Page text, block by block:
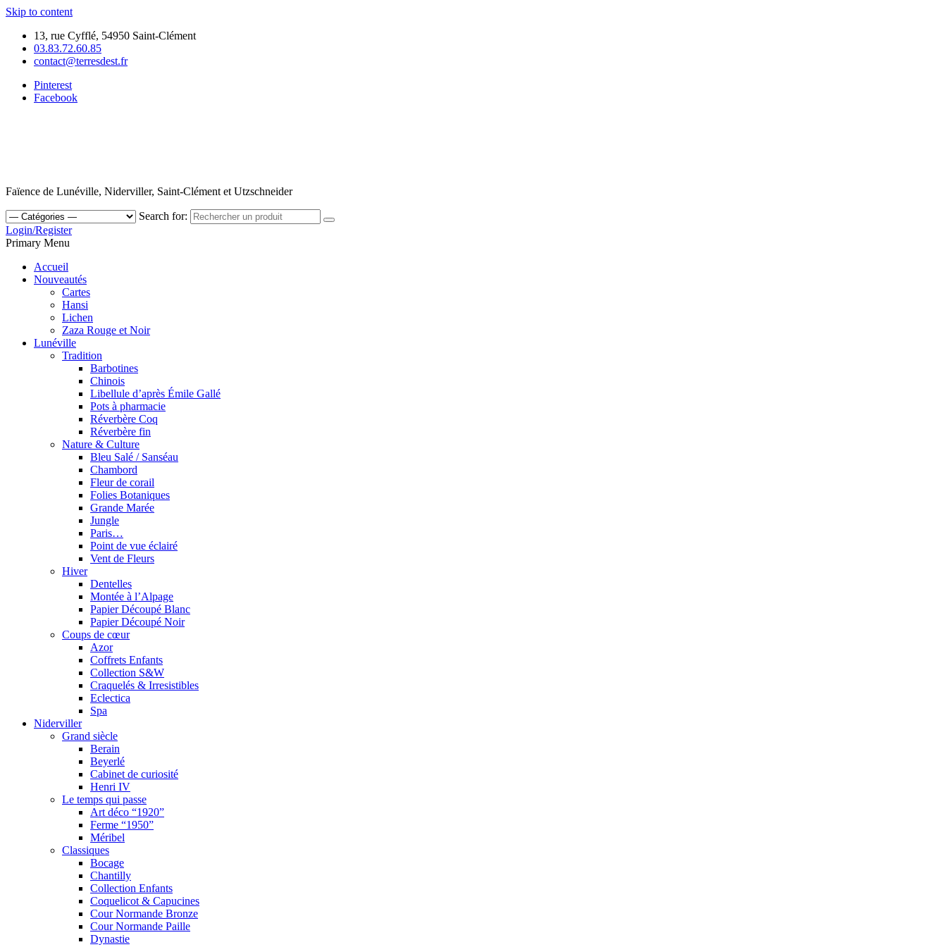
Skip to content
13, rue Cyfflé, 54950 Saint-Clément
03.83.72.60.85
contact@terresdest.fr
Pinterest
Facebook
Faïence de Lunéville, Niderviller, Saint-Clément et Utzschneider
Search for:
Login/Register
Primary Menu
Accueil
Nouveautés
Cartes
Hansi
Lichen
Zaza Rouge et Noir
Lunéville
Tradition
Barbotines
Chinois
Libellule d’après Émile Gallé
Pots à pharmacie
Réverbère Coq
Réverbère fin
Nature & Culture
Bleu Salé / Sanséau
Chambord
Fleur de corail
Folies Botaniques
Grande Marée
Jungle
Paris…
Point de vue éclairé
Vent de Fleurs
Hiver
Dentelles
Montée à l’Alpage
Papier Découpé Blanc
Papier Découpé Noir
Coups de cœur
Azor
Coffrets Enfants
Collection S&W
Craquelés & Irresistibles
Eclectica
Spa
Niderviller
Grand siècle
Berain
Beyerlé
Cabinet de curiosité
Henri IV
Le temps qui passe
Art déco “1920”
Ferme “1950”
Méribel
Classiques
Bocage
Chantilly
Collection Enfants
Coquelicot & Capucines
Cour Normande Bronze
Cour Normande Paille
Dynastie